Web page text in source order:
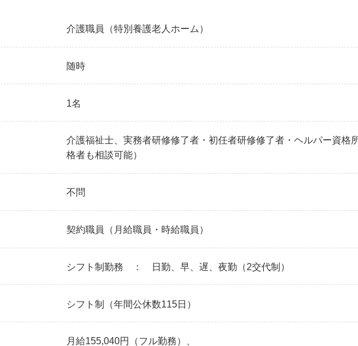
介護職員（特別養護老人ホーム）
随時
1名
介護福祉士、実務者研修修了者・初任者研修修了者・ヘルパー資
格者も相談可能）
不問
契約職員（月給職員・時給職員）
シフト制勤務 ： 日勤、早、遅、夜勤（2交代制）
シフト制（年間公休数115日）
月給155,040円（フル勤務）、